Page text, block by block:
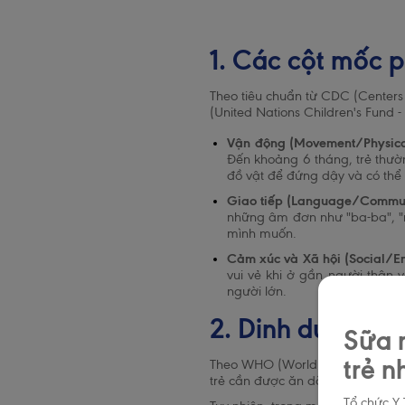
1. Các cột mốc
Theo tiêu chuẩn từ CDC
(United Nations Children's Fund
Vận động (Movement/
Đến khoảng 6 tháng, trẻ
đồ vật để đứng dậy và có
Giao tiếp (Language/
những âm đơn như "ba-ba",
mình muốn.
Cảm xúc và Xã hội (Social/
vui vẻ khi ở gần người thân
người lớn.
2. Dinh dưỡng
Theo WHO (World Health
trẻ cần được ăn dặm kết hợp với
Sữa
trẻ